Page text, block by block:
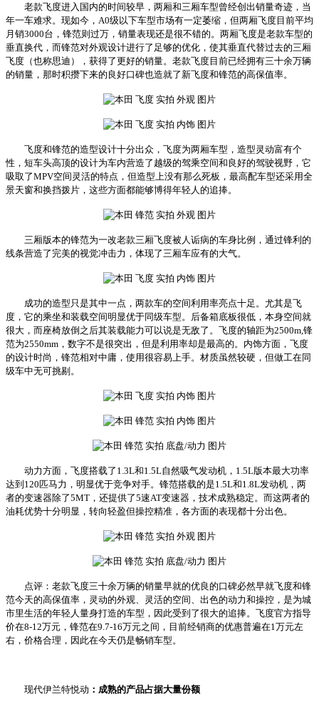
老款飞度进入国内的时间较早，两厢和三厢车型曾经创出销量奇迹，当
年一车难求。现如今，A0级以下车型市场有一定萎缩，但两厢飞度目前平均
月销3000台，锋范则过万，销量表现还是很不错的。两厢飞度是老款车型的
垂直换代，而锋范对外观设计进行了足够的优化，使其垂直代替过去的三厢
飞度（也称思迪），获得了更好的销量。老款飞度目前已经拥有三十余万辆
的销量，那时积攒下来的良好口碑也造就了新飞度和锋范的高保值率。
飞度和锋范的造型设计十分出众，飞度为两厢车型，造型灵动富有个
性，短车头高顶的设计为车内营造了越级的驾乘空间和良好的驾驶视野，它
吸取了MPV空间灵活的特点，但造型上没有那么死板，最高配车型还采用全
景天窗和换挡拨片，这些方面都能够博得年轻人的追捧。
三厢版本的锋范为一改老款三厢飞度被人诟病的车身比例，通过锋利的
线条营造了完美的视觉冲击力，体现了三厢车应有的大气。
成功的造型只是其中一点，两款车的空间利用率亮点十足。尤其是飞
度，它的乘坐和装载空间明显优于同级车型。后备箱底板很低，本身空间就
很大，而座椅放倒之后其装载能力可以说是无敌了。飞度的轴距为2500m,锋
范为2550mm，数字不是很突出，但是利用率却是最高的。内饰方面，飞度
的设计时尚，锋范相对中庸，使用很容易上手。材质虽然较硬，但做工在同
级车中无可挑剔。
动力方面，飞度搭载了1.3L和1.5L自然吸气发动机，1.5L版本最大功率
达到120匹马力，明显优于竞争对手。锋范搭载的是1.5L和1.8L发动机，两
者的变速器除了5MT，还提供了5速AT变速器，技术成熟稳定。而这两者的
油耗优势十分明显，转向轻盈但操控精准，各方面的表现都十分出色。
点评：老款飞度三十余万辆的销量早就的优良的口碑必然早就飞度和锋
范今天的高保值率，灵动的外观、灵活的空间、出色的动力和操控，是为城
市里生活的年轻人量身打造的车型，因此受到了很大的追捧。飞度官方指导
价在8-12万元，锋范在9.7-16万元之间，目前经销商的优惠普遍在1万元左
右，价格合理，因此在今天仍是畅销车型。
现代伊兰特悦动 ：成熟的产品占据大量份额